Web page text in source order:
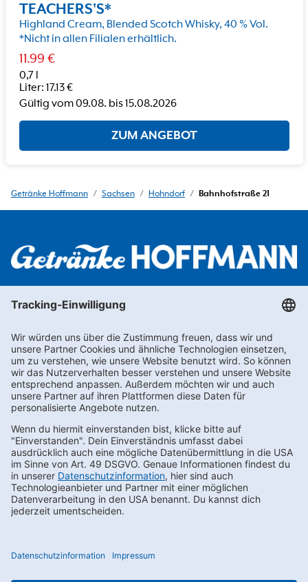
TEACHERS'S*
Highland Cream, Blended Scotch Whisky, 40 % Vol.
*Nicht in allen Filialen erhältlich.
11.99 €
0,7 l
Liter: 17.13€
Gültig vom09.08. bis15.08.2026
ZUM ANGEBOT
Getränke Hoffmann / Sachsen / Hohndorf / Bahnhofstraße 21
Newsletter abonnieren
Kontakt
FAQs
Karriere
Datenschutz